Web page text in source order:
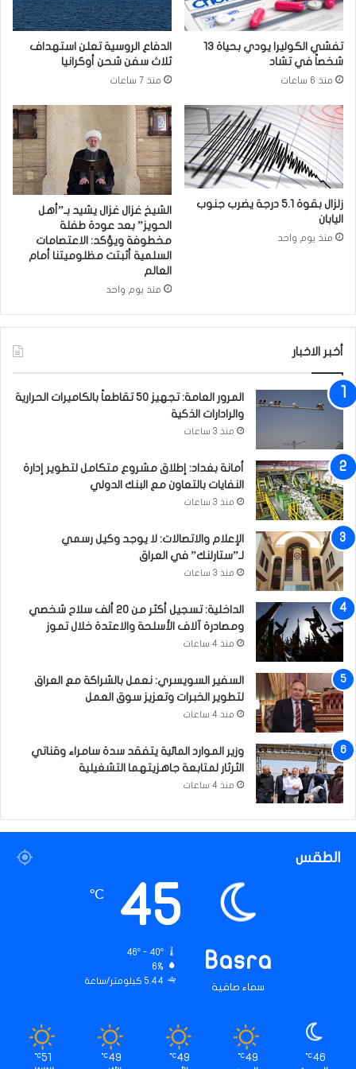
ب
ت
ا
ل
ي
ب
ي
ة
ا
م
أ
م
ي
ي
ا
ل
ح
ض
ي
ر
ت
ل
ح
و
ل
ا
س
ت
ر
ا
ت
ي
ج
ي
ا
ق
ب
ل
ة
تفشي الكوليرا يودي بحياة 13
شخصاً في تشاد
منذ 6 ساعات
الدفاع الروسية تعلن استهداف
ثلاث سفن شحن أوكرانيا
منذ 7 ساعات
زلزال بقوة 5.1 درجة يضرب جنوب
اليابان
منذ يوم واحد
الشيخ غزال غزال يشيد بـ”أهل
الحويز” بعد عودة طفلة
مخطوفة ويؤكد: الاعتصامات
السلمية أثبتت مظلوميتنا أمام
العالم
منذ يوم واحد
أخبر الاخبار
المرور العامة: تجهيز 50 تقاطعاً بالكاميرات الحرارية
والرادارات الذكية
منذ 3 ساعات
أمانة بغداد: إطلاق مشروع متكامل لتطوير إدارة
النفايات بالتعاون مع البنك الدولي
منذ 3 ساعات
الإعلام والاتصالات: لا يوجد وكيل رسمي
لـ”ستارلنك” في العراق
منذ 3 ساعات
الداخلية: تسجيل أكثر من 20 ألف سلاح شخصي
ومصادرة آلاف الأسلحة والاعتدة خلال تموز
منذ 4 ساعات
السفير السويسري: نعمل بالشراكة مع العراق
لتطوير الخبرات وتعزيز سوق العمل
منذ 4 ساعات
وزير الموارد المائية يتفقد سدة سامراء وقناتي
الثرثار لمتابعة جاهزيتهما التشغيلية
منذ 4 ساعات
الطقس
Basra
سماء صافية
45
℃
46º - 40º
6%
5.44 كيلومتر/ساعة
46
℃
49
℃
49
℃
49
℃
51
℃